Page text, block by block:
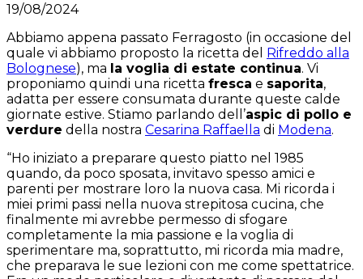
19/08/2024
Abbiamo appena passato Ferragosto (in occasione del
quale vi abbiamo proposto la ricetta del Rifreddo alla
Bolognese), ma la voglia di estate continua. Vi
proponiamo quindi una ricetta fresca e saporita,
adatta per essere consumata durante queste calde
giornate estive. Stiamo parlando dell’aspic di pollo e
verdure della nostra Cesarina Raffaella di Modena.
“Ho iniziato a preparare questo piatto nel 1985
quando, da poco sposata, invitavo spesso amici e
parenti per mostrare loro la nuova casa. Mi ricorda i
miei primi passi nella nuova strepitosa cucina, che
finalmente mi avrebbe permesso di sfogare
completamente la mia passione e la voglia di
sperimentare ma, soprattutto, mi ricorda mia madre,
che preparava le sue lezioni con me come spettatrice.